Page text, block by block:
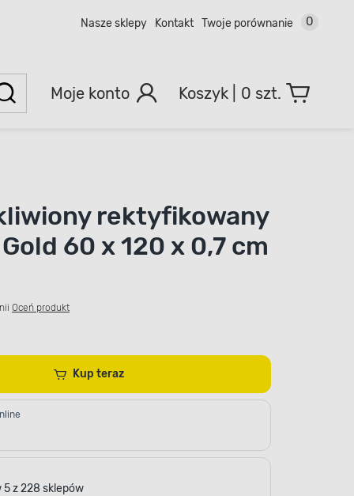
Nasze sklepy Kontakt Twoje porównanie 0
Moje konto 0 szt.
rektyfikowany
60 x 120 x 0,7 cm
Oceń produkt
Kup teraz
z 228 sklepów